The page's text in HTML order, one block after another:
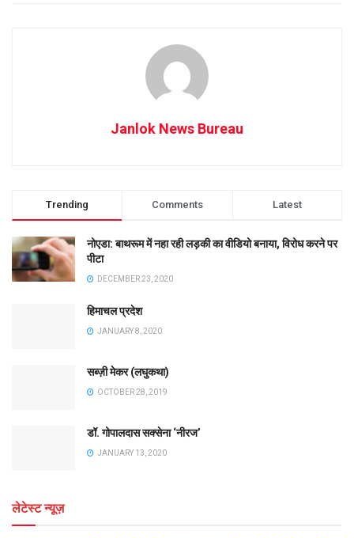
Janlok News Bureau
Trending Comments Latest
नोएडा: बाथरूम में नहा रही लड़की का वीडियो बनाया, विरोध करने पर
पीटा
DECEMBER 23, 2020
हिमाचल प्रदेश
JANUARY 8, 2020
सब्ज़ी मेकर (लघुकथा)
OCTOBER 28, 2019
डॉ. गोपालदास सक्सेना ‘नीरज’
JANUARY 13, 2020
लेटेस्ट न्यूज़